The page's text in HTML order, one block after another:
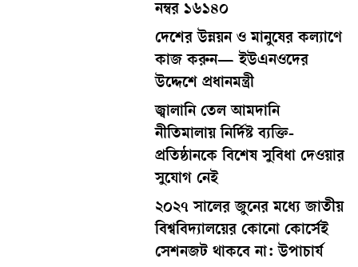
নম্বর ১৬১৪০
দেশের উন্নয়ন ও মানুষের কল্যাণে
কাজ করুন— ইউএনওদের
উদ্দেশে প্রধানমন্ত্রী
জ্বালানি তেল আমদানি
নীতিমালায় নির্দিষ্ট ব্যক্তি-
প্রতিষ্ঠানকে বিশেষ সুবিধা দেওয়ার
সুযোগ নেই
২০২৭ সালের জুনের মধ্যে জাতীয়
বিশ্ববিদ্যালয়ের কোনো কোর্সেই
সেশনজট থাকবে না: উপাচার্য